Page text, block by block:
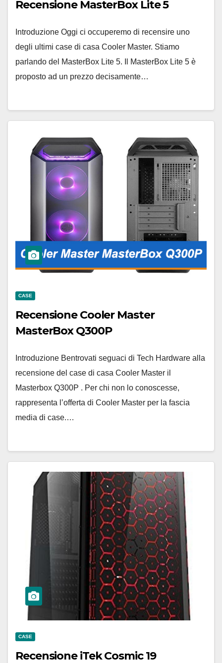
Recensione MasterBox Lite 5
Introduzione Oggi ci occuperemo di recensire uno
degli ultimi case di casa Cooler Master. Stiamo
parlando del MasterBox Lite 5. Il MasterBox Lite 5 è
proposto ad un prezzo decisamente…
CASE
Recensione Cooler Master
MasterBox Q300P
Introduzione Bentrovati seguaci di Tech Hardware alla
recensione del case di casa Cooler Master il
Masterbox Q300P . Per chi non lo conoscesse,
rappresenta l’offerta di Cooler Master per la fascia
media di case.…
CASE
Recensione iTek Cosmic 19